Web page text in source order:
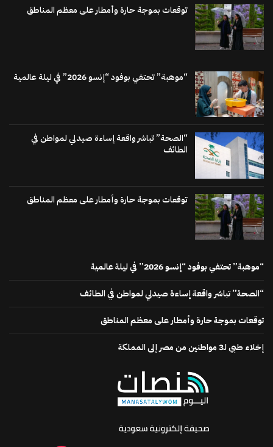
توقعات بموجة حارة وأمطار على معظم المناطق
“موهبة” تحتفي بوفود “إنسو 2026” في ليلة عالمية
“الصحة” تباشر واقعة إساءة صيدلي لمواطن في
الطائف
توقعات بموجة حارة وأمطار على معظم المناطق
“موهبة” تحتفي بوفود “إنسو 2026” في ليلة عالمية
“الصحة” تباشر واقعة إساءة صيدلي لمواطن في الطائف
توقعات بموجة حارة وأمطار على معظم المناطق
إخلاء طبي لـ3 مواطنين من مصر إلى المملكة